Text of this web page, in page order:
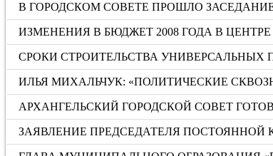
В ГОРОДСКОМ СОВЕТЕ ПРОШЛО
ИЗМЕНЕНИЯ В БЮДЖЕТ 2008 ГОДА В
СРОКИ СТРОИТЕЛЬСТВА
ИЛЬЯ МИХАЛЬЧУК: «ПОЛИТИЧЕСКИЕ
АРХАНГЕЛЬСКИЙ ГОРОДСКОЙ СОВЕТ
ЗАЯВЛЕНИЕ ПРЕДСЕДАТЕЛЯ